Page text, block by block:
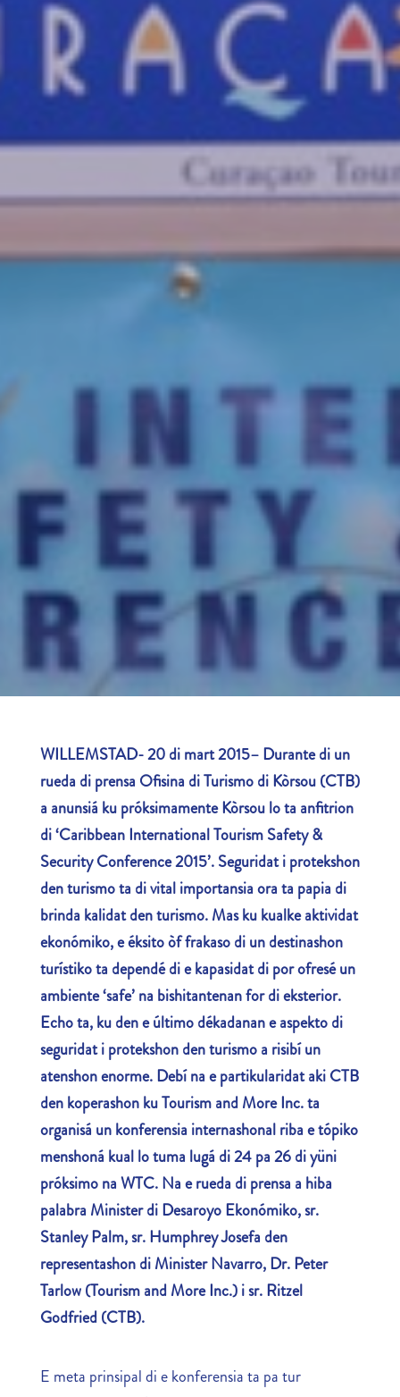
WILLEMSTAD- 20 di mart 2015– Durante di un
rueda di prensa Ofisina di Turismo di Kòrsou (CTB)
a anunsiá ku próksimamente Kòrsou lo ta anfitrion
di ‘Caribbean International Tourism Safety &
Security Conference 2015’. Seguridat i protekshon
den turismo ta di vital importansia ora ta papia di
brinda kalidat den turismo. Mas ku kualke aktividat
ekonómiko, e éksito òf frakaso di un destinashon
turístiko ta dependé di e kapasidat di por ofresé un
ambiente ‘safe’ na bishitantenan for di eksterior.
Echo ta, ku den e último dékadanan e aspekto di
seguridat i protekshon den turismo a risibí un
atenshon enorme. Debí na e partikularidat aki CTB
den koperashon ku Tourism and More Inc. ta
organisá un konferensia internashonal riba e tópiko
menshoná kual lo tuma lugá di 24 pa 26 di yüni
próksimo na WTC. Na e rueda di prensa a hiba
palabra Minister di Desaroyo Ekonómiko, sr.
Stanley Palm, sr. Humphrey Josefa den
representashon di Minister Navarro, Dr. Peter
Tarlow (Tourism and More Inc.) i sr. Ritzel
Godfried (CTB).
E meta prinsipal di e konferensia ta pa tur